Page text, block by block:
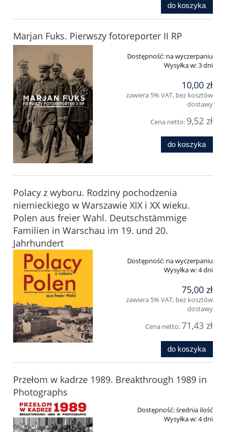
do koszyka
Marjan Fuks. Pierwszy fotoreporter II RP
Dostępność: na wyczerpaniu
Wysyłka w:3 dni
10,00 zł
zawiera 5% VAT, bez kosztów
dostawy
Cena netto: 9,52 zł
do koszyka
Polacy z wyboru. Rodziny pochodzenia
niemieckiego w Warszawie XIX i XX wieku.
Polen aus freier Wahl. Deutschstämmige
Familien in Warschau im 19. und 20.
Jahrhundert
Dostępność: na wyczerpaniu
Wysyłka w:4 dni
75,00 zł
zawiera 5% VAT, bez kosztów
dostawy
Cena netto:71,43 zł
do koszyka
Przełom w kadrze 1989. Breakthrough 1989 in
Photographs
Dostępność:średnia ilość
Wysyłka w:4 dni